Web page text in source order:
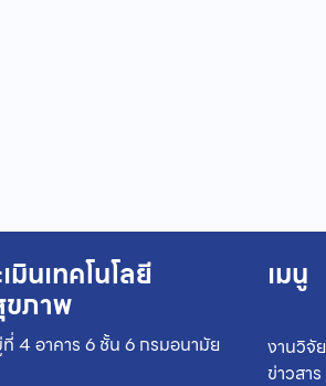
มินเทคโนโลยี
ขภาพ
4 อาคาร 6 ชั้น 6 กรมอนามัย
เมนู
งานวิจัย
ข่าวสาร